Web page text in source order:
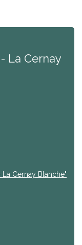
La Cernay
Cernay Blanche"